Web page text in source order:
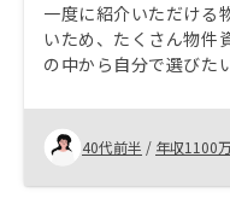
一度に紹介いただける
いため、たくさん物件
の中から自分で選びた
いと思います。一方
いような個々の物件の
項の調査報告や謄本な
そこからわかる情報、
ころ、その物件にまつ
40代前半 / 年収1100